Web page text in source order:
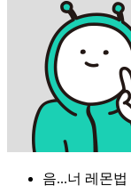
음...너 레몬법